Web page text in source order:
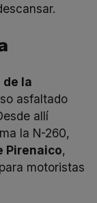
de la
asfaltado
allí
la N-260,
Pirenaico,
motoristas